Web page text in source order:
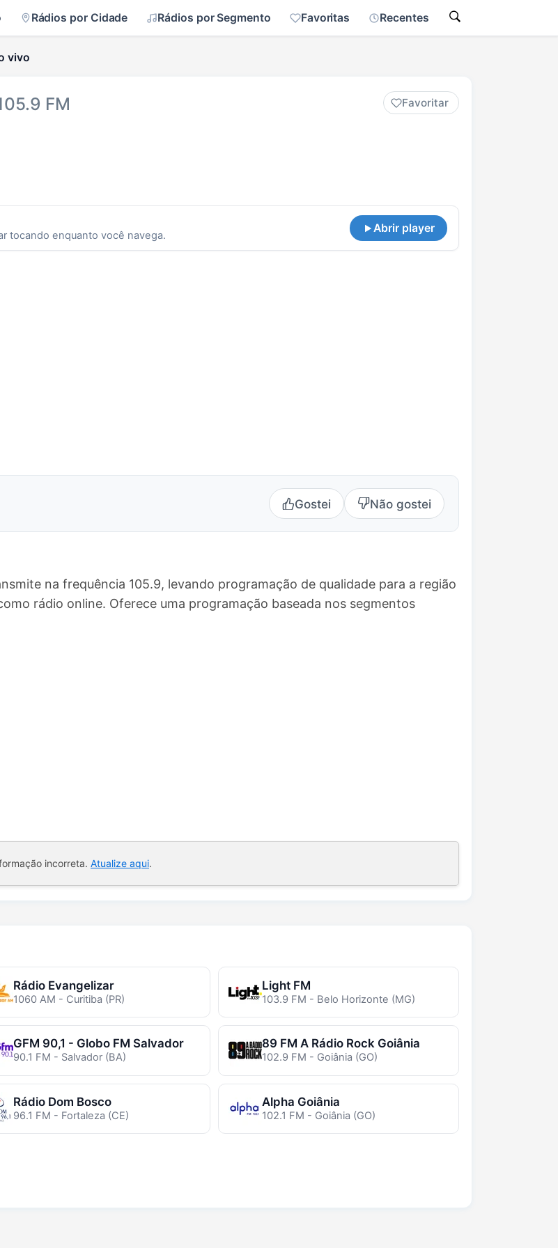
Rádios por Cidade Rádios por Segmento Favoritas Recentes
vivo
FM
Favoritar
tocando enquanto você navega.
Abrir player
Gostei Não gostei
na frequência 105.9, levando programação de qualidade para a região
rádio online. Oferece uma programação baseada nos segmentos
incorreta. Atualize aqui.
Rádio Evangelizar
1060 AM - Curitiba (PR)
Light FM
103.9 FM - Belo Horizonte (MG)
GFM 90,1 - Globo FM Salvador
90.1 FM - Salvador (BA)
89 FM A Rádio Rock Goiânia
102.9 FM - Goiânia (GO)
Rádio Dom Bosco
96.1 FM - Fortaleza (CE)
Alpha Goiânia
102.1 FM - Goiânia (GO)